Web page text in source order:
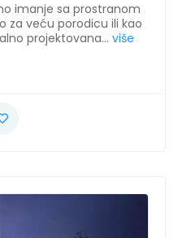
imanje sa prostranom
za veću porodicu ili kao
projektovana... više